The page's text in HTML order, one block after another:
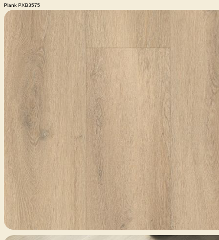
Plank PXB3575